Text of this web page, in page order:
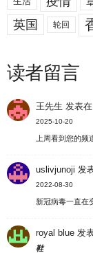
英国 轮回
读者留言
王先生 发表
2025-10-20
上周看到您的
uslivjunoji 发
2022-08-30
新冠病毒一直在
royal blue 发
鞋